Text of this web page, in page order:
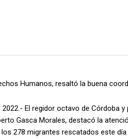
Humanos, resaltó la buena
El regidor octavo de Córdoba
Gasca Morales, destacó la
278 migrantes rescatados este